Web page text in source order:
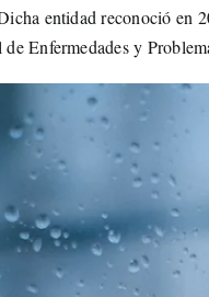
entidad reconoció en
Enfermedades y